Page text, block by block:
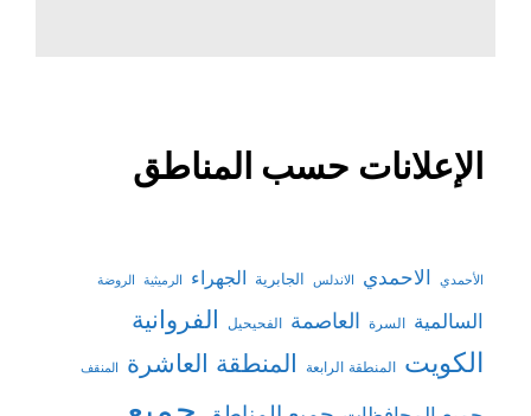
الإعلانات حسب المناطق
الأحمدي الاحمدي الاندلس الجابرية الجهراء الرميثية الروضة
السالمية السرة العاصمة الفحيحيل الفروانية
الكويت المنطقة الرابعة المنطقة العاشرة المنقف